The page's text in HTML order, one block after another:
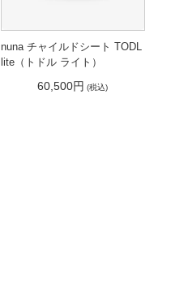
nuna チャイルドシート TODL
lite（トドル ライト）
60,500円 (税込)